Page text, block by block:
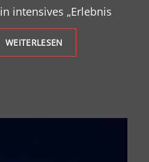
intensives „Erlebnis
WEITERLESEN